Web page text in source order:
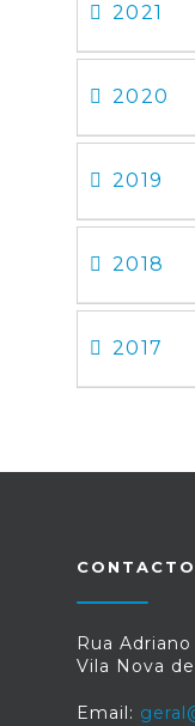
2021
2020
2019
2018
2017
Rua
Vila Nova
Email: